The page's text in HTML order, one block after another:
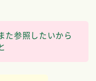
た参照したいから